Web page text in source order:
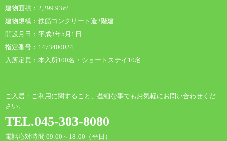
建物面積：2,299.93㎡
建物規模：鉄筋コンクリート造2階建
開設月日：平成3年5月1日
指定番号：1473400024
入所定員：本入所100名・ショートステイ10名
ご入居・ご利用に関すること、些細な事でもお気軽にお問い合わせくだ
さい。
TEL.045-303-8080
電話応対時間 09:00～18:00（平日）